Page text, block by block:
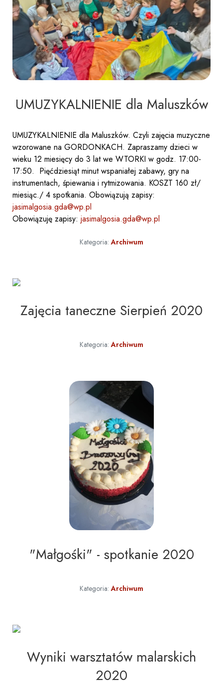
UMUZYKALNIENIE dla Maluszków
UMUZYKALNIENIE dla Maluszków. Czyli zajęcia muzyczne
wzorowane na GORDONKACH. Zapraszamy dzieci w
wieku 12 miesięcy do 3 lat we WTORKI w godz. 17:00-
17:50. Pięćdziesiąt minut wspaniałej zabawy, gry na
instrumentach, śpiewania i rytmizowania. KOSZT 160 zł/
miesiąc./ 4 spotkania. Obowiązują zapisy:
jasimalgosia.gda@wp.pl
Obowiązuję zapisy: jasimalgosia.gda@wp.pl
Kategoria: Archiwum
Zajęcia taneczne Sierpień 2020
Kategoria: Archiwum
"Małgośki" - spotkanie 2020
Kategoria: Archiwum
Wyniki warsztatów malarskich
2020